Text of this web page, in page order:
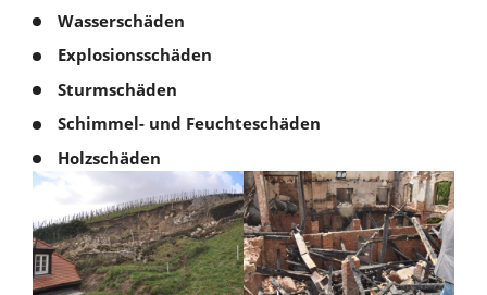
Wasserschäden
Explosionsschäden
Sturmschäden
Schimmel- und Feuchteschäden
Holzschäden